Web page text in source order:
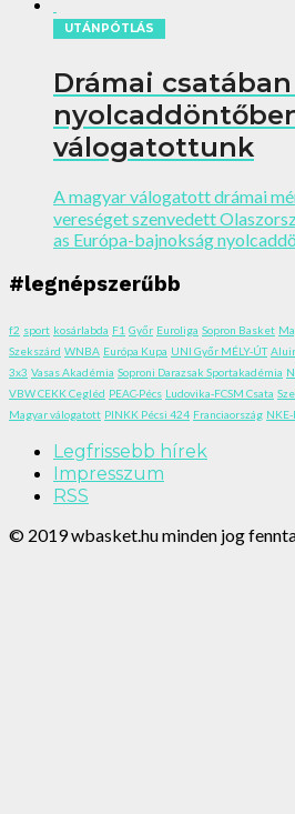
UTÁNPÓTLÁS
Drámai
válogatottunk
A magyar válogatott drámai
vereséget szenvedett
as Európa-bajnokság
#legnépszerűbb
f2 sport kosárlabda F1 Győr Euroliga Sopron Basket
Szekszárd WNBA Európa Kupa UNI Győr MÉLY-ÚT
3x3 Vasas Akadémia Soproni Darazsak Sportakadémia
VBW CEKK Cegléd PEAC-Pécs Ludovika-FCSM Csata
Magyar válogatott PINKK Pécsi 424 Franciaország NKE-
Legfrissebb hírek
Impresszum
RSS
© 2019 wbasket.hu minden jog